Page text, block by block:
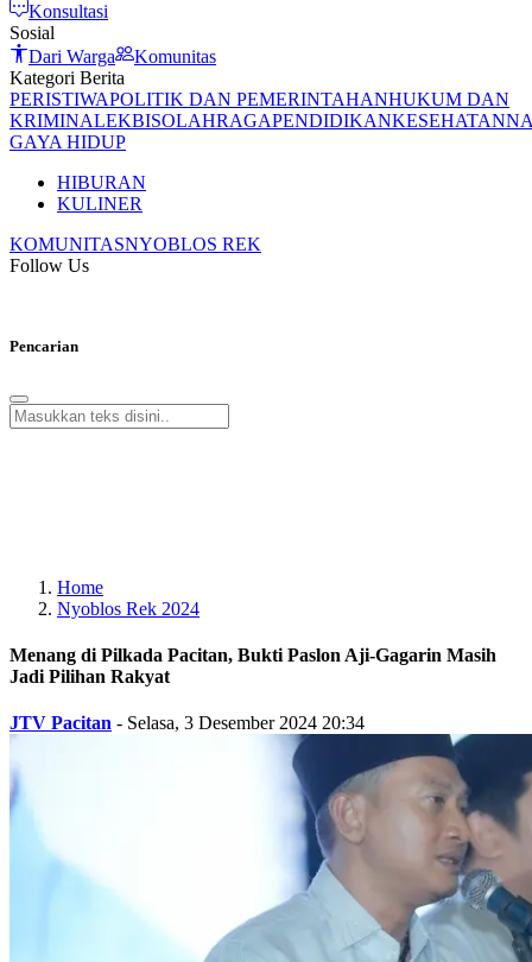
Konsultasi
Sosial
Dari Warga
Komunitas
Kategori Berita
PERISTIWAPOLITIK DAN PEMERINTAHANHUKUM DAN
KRIMINALEKBISOLAHRAGAPENDIDIKANKESEHATAN
GAYA HIDUP
HIBURAN
KULINER
KOMUNITASNYOBLOS REK
Follow Us
Pencarian
Home
Nyoblos Rek 2024
Menang di Pilkada Pacitan, Bukti Paslon Aji-Gagarin Masih
Jadi Pilihan Rakyat
JTV Pacitan - Selasa, 3 Desember 2024 20:34